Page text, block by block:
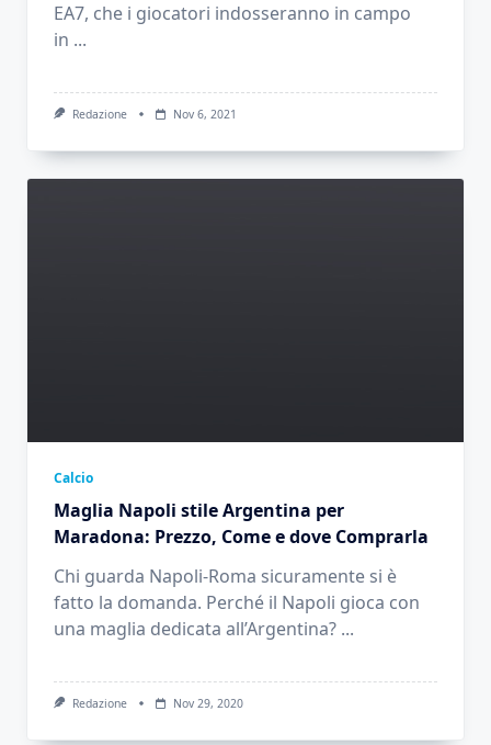
EA7, che i giocatori indosseranno in campo
in ...
Redazione Nov 6, 2021
Calcio
Maglia Napoli stile Argentina per
Maradona: Prezzo, Come e dove Comprarla
Chi guarda Napoli-Roma sicuramente si è
fatto la domanda. Perché il Napoli gioca con
una maglia dedicata all’Argentina? ...
Redazione Nov 29, 2020